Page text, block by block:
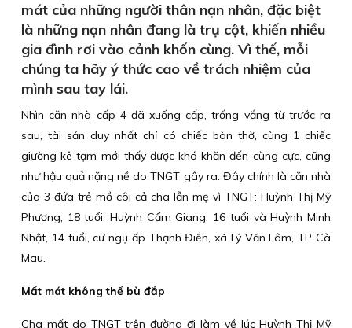
mát của những người thân nạn nhân, đặc biệt
là những nạn nhân đang là trụ cột, khiến nhiều
gia đình rơi vào cảnh khốn cùng. Vì thế, mỗi
chúng ta hãy ý thức cao về trách nhiệm của
mình sau tay lái.
Nhìn căn nhà cấp 4 đã xuống cấp, trống vắng từ trước ra
sau, tài sản duy nhất chỉ có chiếc bàn thờ, cùng 1 chiếc
giường kê tạm mới thấy được khó khăn đến cùng cực, cũng
như hậu quả nặng nề do TNGT gây ra. Đây chính là căn nhà
của 3 đứa trẻ mồ côi cả cha lẫn mẹ vì TNGT: Huỳnh Thị Mỹ
Phương, 18 tuổi; Huỳnh Cẩm Giang, 16 tuổi và Huỳnh Minh
Nhật, 14 tuổi, cư ngụ ấp Thạnh Điền, xã Lý Văn Lâm, TP Cà
Mau.
Mất mát không thể bù đắp
Cha mất do TNGT trên đường đi làm về lúc Huỳnh Thị Mỹ